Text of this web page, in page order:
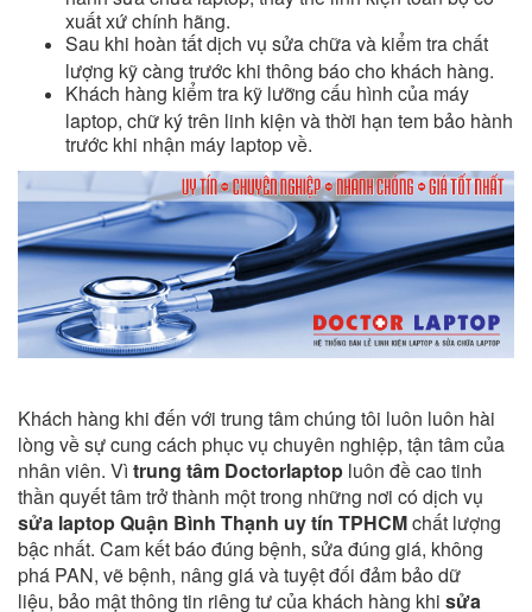
xuất xứ chính hãng.
Sau khi hoàn tất dịch vụ sửa chữa và kiểm tra chất
lượng kỹ càng trước khi thông báo cho khách hàng.
Khách hàng kiểm tra kỹ lưỡng cấu hình của máy
laptop, chữ ký trên linh kiện và thời hạn tem bảo hành
trước khi nhận máy laptop về.
Khách hàng khi đến với trung tâm chúng tôi luôn luôn hài
lòng về sự cung cách phục vụ chuyên nghiệp, tận tâm của
nhân viên. Vì trung tâm Doctorlaptop luôn đề cao tinh
thần quyết tâm trở thành một trong những nơi có dịch vụ
sửa laptop Quận Bình Thạnh uy tín TPHCMchất lượng
bậc nhất. Cam kết báo đúng bệnh, sửa đúng giá, không
phá PAN, vẽ bệnh, nâng giá và tuyệt đối đảm bảo dữ
liệu, bảo mật thông tin riêng tư của khách hàng khi sửa